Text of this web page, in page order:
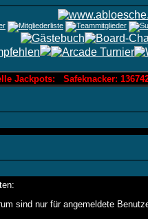
Jackpots: Safeknacker:
sind nur für angemeldete